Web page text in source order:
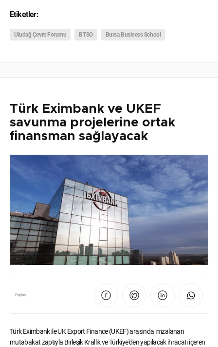
Etiketler:
Uludağ Çevre Forumu BTSO Bursa Business School
Türk Eximbank ve UKEF
savunma projelerine ortak
finansman sağlayacak
Paylaş
Türk Eximbank ile UK Export Finance (UKEF) arasında imzalanan
mutabakat zaptıyla Birleşik Krallık ve Türkiye'den yapılacak ihracatı içeren